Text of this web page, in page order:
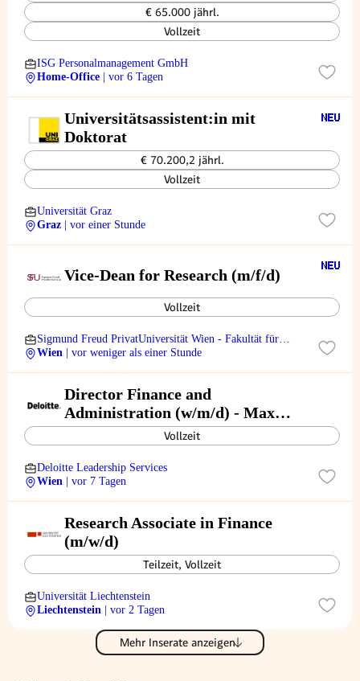
€ 65.000 jährl.
Vollzeit
ISG Personalmanagement GmbH
Home-Office
| vor 6 Tagen
Universitätsassistent:in mit
Doktorat
€ 70.200,2 jährl.
Vollzeit
Universität Graz
Graz
| vor einer Stunde
Vice-Dean for Research (m/f/d)
Vollzeit
Sigmund Freud PrivatUniversität Wien - Fakultät für
Medizin
Wien | vor weniger als einer Stunde
Director Finance and
Administration (w/m/d) - Max
Perutz Labs
Vollzeit
Deloitte Leadership Services
Wien
| vor 7 Tagen
Research Associate in Finance
(m/w/d)
Teilzeit, Vollzeit
Universität Liechtenstein
Liechtenstein
| vor 2 Tagen
Mehr Inserate anzeigen